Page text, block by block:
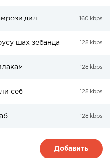
дил 160 kbps
шах зебанда 128 kbps
128 kbps
себ 128 kbps
128 kbps
Добавить